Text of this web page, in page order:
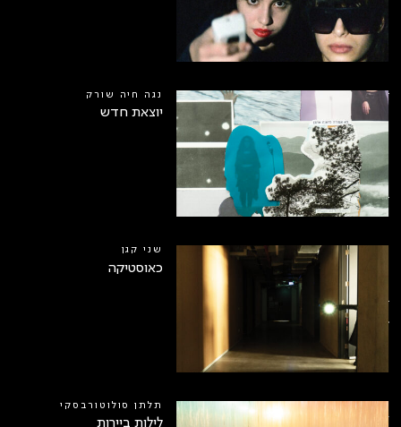
2
נגה חיה שורק
יוצאת חדש
שני קגן
כאוסטיקה
תלתן סולוטורבסקי
לילות ביירות